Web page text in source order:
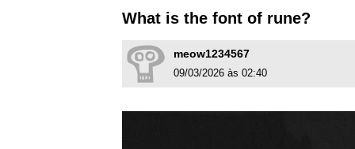
What is the font of rune?
meow1234567
09/03/2026 às 02:40